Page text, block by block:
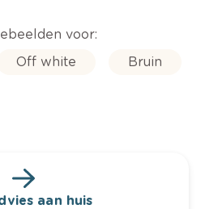
voor:
Off white Bruin
aan huis